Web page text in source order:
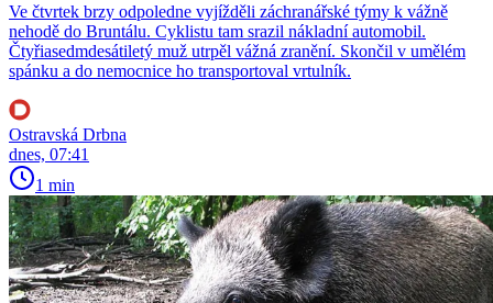
Ve čtvrtek brzy odpoledne vyjížděli záchranářské týmy k vážně
nehodě do Bruntálu. Cyklistu tam srazil nákladní automobil.
Čtyřiasedmdesátiletý muž utrpěl vážná zranění. Skončil v umělém
spánku a do nemocnice ho transportoval vrtulník.
Ostravská Drbna
dnes, 07:41
1 min